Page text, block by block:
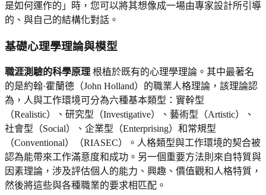
是如何運作的」時，您可以將其想像成一場由專家設計所引導
的、與自己的結構化對話。
基礎心理學理論與模型
職涯測驗的科學原理 根植於既有的心理學理論。其中最著名
的是約翰·霍蘭德（John Holland）的職業人格理論，該理論認
為，人與工作環境可分為六種基本類型：實幹型
（Realistic）、研究型（Investigative）、藝術型（Artistic）、
社會型（Social）、企業型（Enterprising）和常規型
（Conventional）（RIASEC）。人格類型與工作環境的契合被
認為能帶來工作滿意度和成功。另一個重要方法則來自特質與
因素理論，涉及評估個人的能力、興趣、價值觀和人格特質，
然後將這些與各種職業的要求相匹配。